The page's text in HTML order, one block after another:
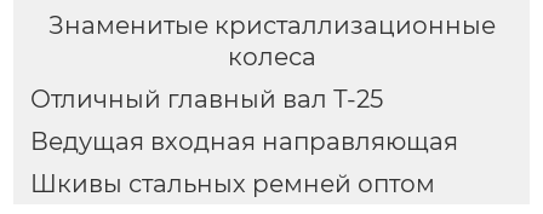
Знаменитые кристаллизационные
колеса
Отличный главный вал Т-25
Ведущая входная направляющая
Шкивы стальных ремней оптом